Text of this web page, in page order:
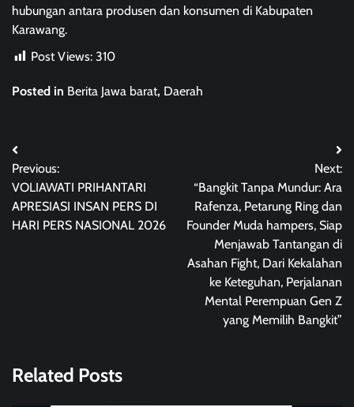
hubungan antara produsen dan konsumen di Kabupaten
Karawang.
Post Views: 310
Posted in Berita Jawa barat, Daerah
Post
navigation
Previous:
VOLIAWATI PRIHANTARI
APRESIASI INSAN PERS DI
HARI PERS NASIONAL 2026
Next:
“Bangkit Tanpa Mundur: Ara
Rafenza, Petarung Ring dan
Founder Muda hampers, Siap
Menjawab Tantangan di
Asahan Fight, Dari Kekalahan
ke Keteguhan, Perjalanan
Mental Perempuan Gen Z
yang Memilih Bangkit”
Related Posts